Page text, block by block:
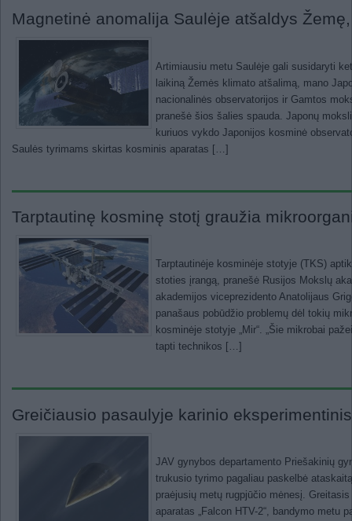
Magnetinė anomalija Saulėje atšaldys
Artimiausiu metu Saulėje gali susidaryti
laikiną Žemės klimato atšalimą, mano
nacionalinės observatorijos ir Gamtos
pranešė šios šalies spauda. Japonų
kuriuos vykdo Japonijos kosminė
Saulės tyrimams skirtas kosminis aparatas […]
Tarptautinę kosminę stotį graužia
Tarptautinėje kosminėje stotyje (TKS)
stoties įrangą, pranešė Rusijos Mokslų
akademijos viceprezidento Anatolijaus
panašaus pobūdžio problemų dėl tokių
kosminėje stotyje „Mir“. „Šie mikrobai
tapti technikos […]
Greičiausio pasaulyje karinio
JAV gynybos departamento Priešakinių
trukusio tyrimo pagaliau paskelbė
praėjusių metų rugpjūčio mėnesį.
aparatas „Falcon HTV-2“, bandymo metu